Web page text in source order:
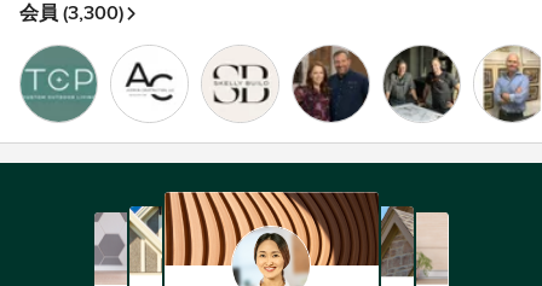
すべての所属団体を見る
会員 (3,300)